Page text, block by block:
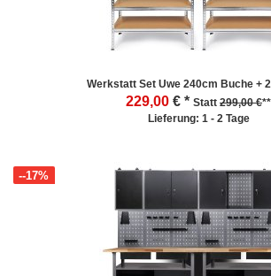
Werkstatt Set Uwe 240cm Buche +
229,00 € * Statt 299,00 €**
Lieferung: 1 - 2 Tage
--17%